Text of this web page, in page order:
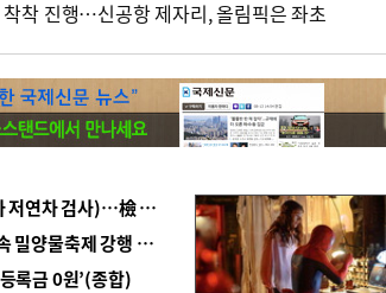
착 진행…신공항 제자리, 올림픽은 좌초
■ 검사 신분 버리고 직급하향(10년 이하 저연차 검사)…檢 중수청행 기피
■ 지역 상권도 말라죽을 판이라…가뭄 속 밀양물축제 강행 논란
록금 0원’(종합)